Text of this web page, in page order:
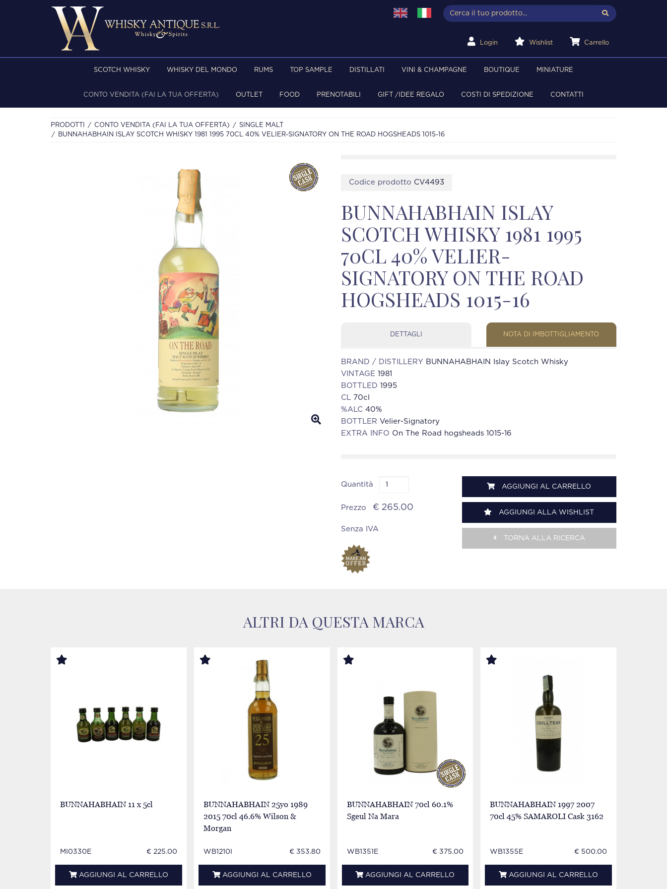
Login Wishlist Carrello
SCOTCH WHISKY WHISKY DEL MONDO RUMS TOP SAMPLE DISTILLATI VINI & CHAMPAGNE BOUTIQUE MINIATURE
CONTO VENDITA (FAI LA TUA OFFERTA) OUTLET FOOD PRENOTABILI GIFT /IDEE REGALO COSTI DI SPEDIZIONE CONTATTI
PRODOTTI CONTO VENDITA (FAI LA TUA OFFERTA)
SINGLE MALT
BUNNAHABHAIN ISLAY SCOTCH WHISKY 1981 1995 70CL 40% VELIER-SIGNATORY ON THE ROAD HOGSHEADS 1015-16
Codice prodotto CV4493
BUNNAHABHAIN ISLAY
SCOTCH WHISKY 1981 1995
70CL 40% VELIER-
SIGNATORY ON THE ROAD
HOGSHEADS 1015-16
DETTAGLI NOTA DI IMBOTTIGLIAMENTO
BRAND / DISTILLERY BUNNAHABHAIN Islay Scotch Whisky
VINTAGE 1981
BOTTLED 1995
CL 70cl
%ALC 40%
BOTTLER Velier-Signatory
EXTRA INFO On The Road hogsheads 1015-16
Quantità
Prezzo € 265.00
Senza IVA
AGGIUNGI AL CARRELLO
AGGIUNGI ALLA WISHLIST
TORNA ALLA RICERCA
ALTRI DA QUESTA MARCA
BUNNAHABHAIN 11 x 5cl
MI0330E € 225.00
AGGIUNGI AL CARRELLO
BUNNAHABHAIN 25yo 1989
2015 70cl 46.6% Wilson &
Morgan
WB1210I € 353.80
AGGIUNGI AL CARRELLO
BUNNAHABHAIN 70cl 60.1%
Sgeul Na Mara
WB1351E € 375.00
AGGIUNGI AL CARRELLO
BUNNAHABHAIN 1997 2007
70cl 45% SAMAROLI Cask 3162
WB1355E € 500.00
AGGIUNGI AL CARRELLO